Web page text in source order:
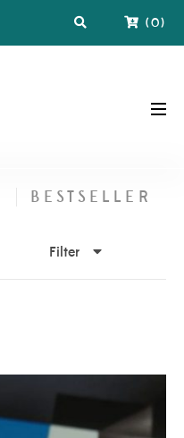
(0)
BESTSELLER
Filter